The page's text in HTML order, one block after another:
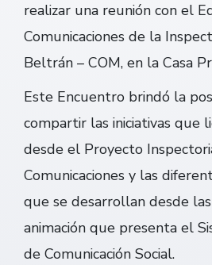
realizar una reunión con el
Comunicaciones de la
Beltrán – COM, en la Casa
Este Encuentro brindó la
compartir las iniciativas que
desde el Proyecto
Comunicaciones y las
que se desarrollan desde
animación que presenta el
de Comunicación Social.